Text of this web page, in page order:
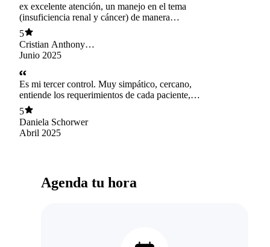
ex excelente atención, un manejo en el tema
(insuficiencia renal y cáncer) de manera
excepcional. Nos dejo todo muy claro, lo que
nadie hizo en dos años que llevamos en busca
de ayuda, el lo hizo en menos de una hora.
Agradecidos de llegar a su consulta.
5
Cristian Anthony
Hidalgo Riquelme
Junio 2025
Es mi tercer control. Muy simpático, cercano,
entiende los requerimientos de cada paciente,
actualizado en conocimientos. Lo recomiendo.
5
Daniela Schorwer
Abril 2025
Agenda tu hora